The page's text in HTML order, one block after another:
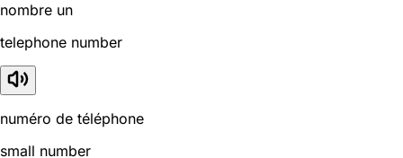
nombre un
telephone number
numéro de téléphone
small number